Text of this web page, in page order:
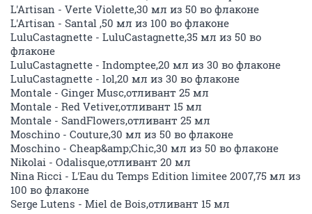
L'Artisan - Verte Violette,30 мл из 50 во флаконе
L'Artisan - Santal ,50 мл из 100 во флаконе
LuluCastagnette - LuluCastagnette,35 мл из 50 во
флаконе
LuluCastagnette - Indomptee,20 мл из 30 во флаконе
LuluCastagnette - lol,20 мл из 30 во флаконе
Montale - Ginger Musc,отливант 25 мл
Montale - Red Vetiver,отливант 15 мл
Montale - SandFlowers,отливант 25 мл
Moschino - Couture,30 мл из 50 во флаконе
Moschino - Cheap&amp;Chic,30 мл из 50 во флаконе
Nikolai - Odalisque,отливант 20 мл
Nina Ricci - L'Eau du Temps Edition limitee 2007,75 мл из
100 во флаконе
Serge Lutens - Miel de Bois,отливант 15 мл